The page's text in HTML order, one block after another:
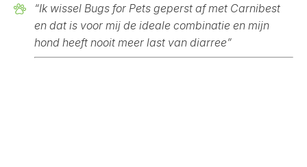
“Ik wissel Bugs for Pets geperst af met Carnibest
en dat is voor mij de ideale combinatie en mijn
hond heeft nooit meer last van diarree”